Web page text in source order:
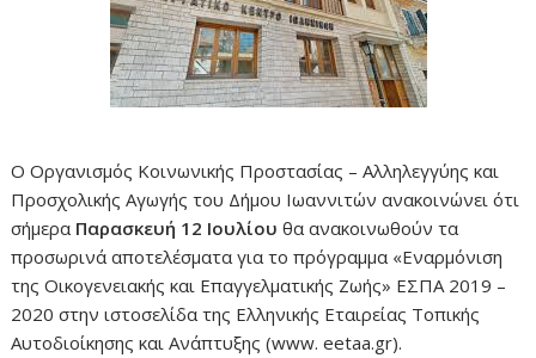
Ο Οργανισμός Κοινωνικής Προστασίας – Αλληλεγγύης και
Προσχολικής Αγωγής του Δήμου Ιωαννιτών ανακοινώνει ότι
σήμερα Παρασκευή 12 Ιουλίου θα ανακοινωθούν τα
προσωρινά αποτελέσματα για το πρόγραμμα «Εναρμόνιση
της Οικογενειακής και Επαγγελματικής Ζωής» ΕΣΠΑ 2019 –
2020 στην ιστοσελίδα της Ελληνικής Εταιρείας Τοπικής
Αυτοδιοίκησης και Ανάπτυξης (www. eetaa.gr).